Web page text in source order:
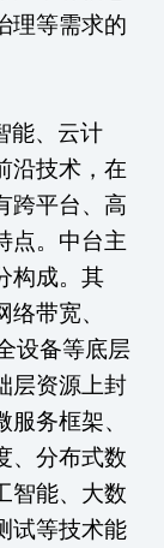
理等需求的
能、云计
沿技术，在
跨平台、高
点。中台主
构成。其
带宽、
设备等底层
层资源上封
务框架、
、分布式数
智能、大数
试等技术能